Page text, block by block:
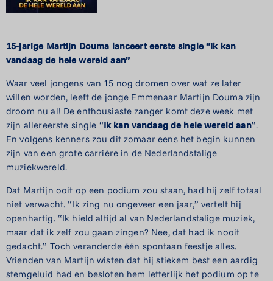
15-jarige Martijn Douma lanceert eerste single “Ik kan
vandaag de hele wereld aan”
Waar veel jongens van 15 nog dromen over wat ze later
willen worden, leeft de jonge Emmenaar Martijn Douma zijn
droom nu al! De enthousiaste zanger komt deze week met
zijn allereerste single “Ik kan vandaag de hele wereld aan”.
En volgens kenners zou dit zomaar eens het begin kunnen
zijn van een grote carrière in de Nederlandstalige
muziekwereld.
Dat Martijn ooit op een podium zou staan, had hij zelf totaal
niet verwacht. “Ik zing nu ongeveer een jaar,” vertelt hij
openhartig. “Ik hield altijd al van Nederlandstalige muziek,
maar dat ik zelf zou gaan zingen? Nee, dat had ik nooit
gedacht.” Toch veranderde één spontaan feestje alles.
Vrienden van Martijn wisten dat hij stiekem best een aardig
stemgeluid had en besloten hem letterlijk het podium op te